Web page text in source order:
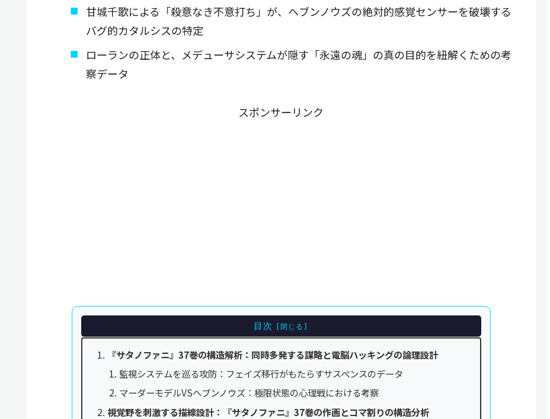
甘城千歌による「殺意なき不意打ち」が、ヘブンノウズの絶対的感覚センサーを破壊する
バグ的カタルシスの特定
ローランの正体と、メデューサシステムが隠す「永遠の魂」の真の目的を紐解くための考
察データ
スポンサーリンク
目次
『サタノファニ』37巻の構造解析：同時多発する謀略と電脳ハッキングの論理設計
監視システムを巡る攻防：フェイズ移行がもたらすサスペンスのデータ
マーダーモデルVSヘブンノウズ：極限状態の心理戦における考察
視覚野を刺激する描線設計：『サタノファニ』37巻の作画とコマ割りの構造分析